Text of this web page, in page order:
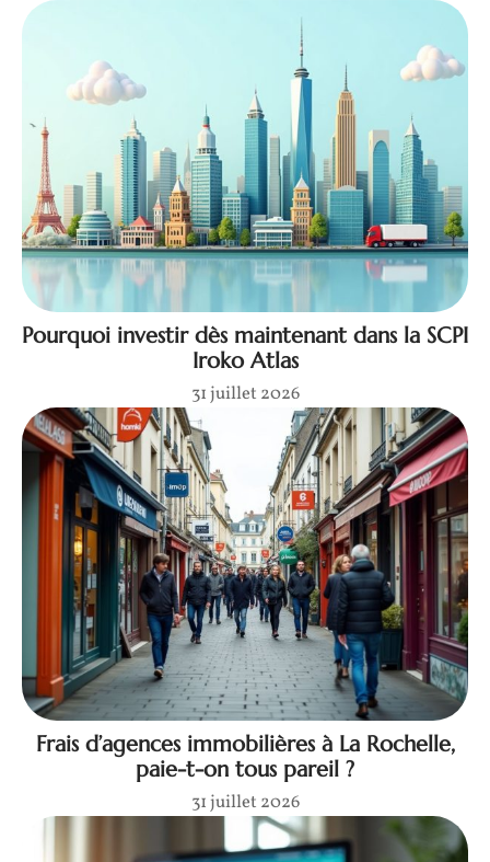
Pourquoi investir dès maintenant dans la SCPI
Iroko Atlas
31 juillet 2026
Frais d’agences immobilières à La Rochelle,
paie-t-on tous pareil ?
31 juillet 2026